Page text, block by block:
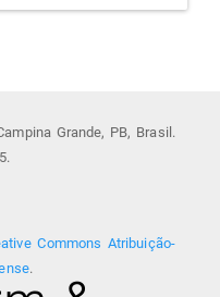
Grande, PB, Brasil.
Commons Atribuição-
.